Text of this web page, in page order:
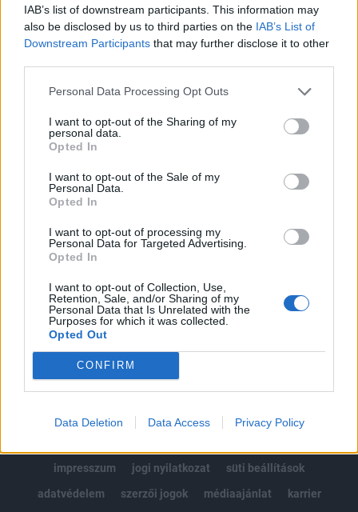
IAB’s list of downstream participants. This information may
also be disclosed by us to third parties on the IAB’s List of
Downstream Participants that may further disclose it to other
Personal Data Processing Opt Outs
I want to opt-out of the Sharing of my
personal data.
Opted In
I want to opt-out of the Sale of my
Personal Data.
Opted In
I want to opt-out of processing my
Personal Data for Targeted Advertising.
Opted In
I want to opt-out of Collection, Use,
Retention, Sale, and/or Sharing of my
Personal Data that Is Unrelated with the
Purposes for which it was collected.
Opted Out
CONFIRM
Data Deletion Data Access Privacy Policy
értékpapírból az ÁKK...
KEDVES OLVASÓNK!
A keresett cikk a portfolio.hu hírarchívumához
regisztrációhoz kötött.
Portfolio.hu teljes cikkarchívum
Kötéslisták: BÉT elmúlt 2 év napon belüli
MÁR ELŐFIZETŐNK VAGY?BEJELENTKEZÉS
impresszum
jogi nyilatkozat
süti beállítások
adatvédelem
szerzői jogok médiaajánlat karrier